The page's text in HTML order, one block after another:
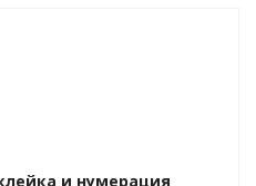
и нумерация